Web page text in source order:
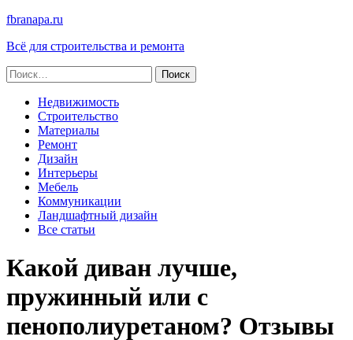
fbranapa.ru
Всё для строительства и ремонта
Найти:
Недвижимость
Строительство
Материалы
Ремонт
Дизайн
Интерьеры
Мебель
Коммуникации
Ландшафтный дизайн
Все статьи
Какой диван лучше,
пружинный или с
пенополиуретаном? Отзывы